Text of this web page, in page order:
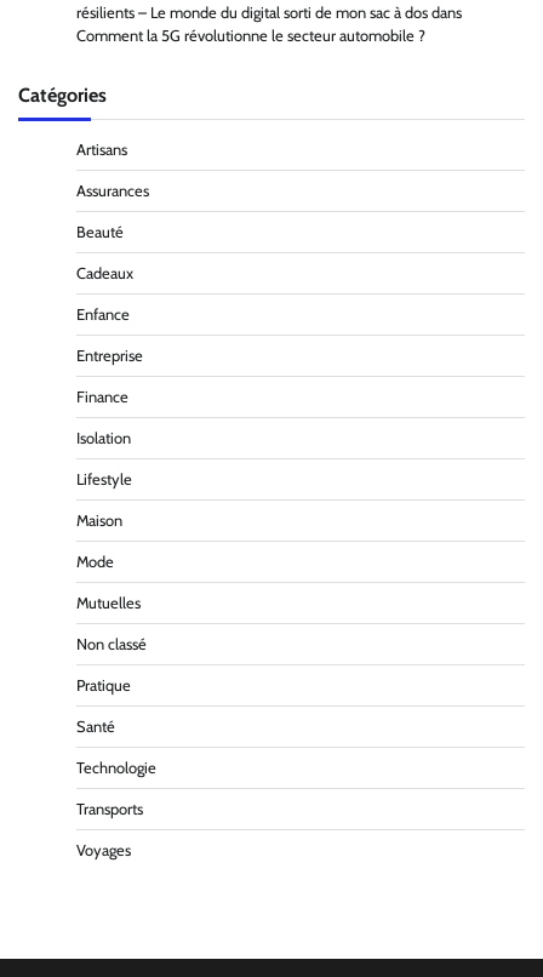
résilients – Le monde du digital sorti de mon sac à dos dans
Comment la 5G révolutionne le secteur automobile ?
Catégories
Artisans
Assurances
Beauté
Cadeaux
Enfance
Entreprise
Finance
Isolation
Lifestyle
Maison
Mode
Mutuelles
Non classé
Pratique
Santé
Technologie
Transports
Voyages